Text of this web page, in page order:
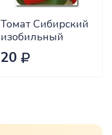
Томат Сибирский
изобильный
Сиб.сад Ц
20